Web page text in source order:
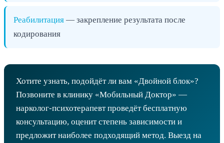
Реабилитация — закрепление результата после
кодирования
Хотите узнать, подойдёт ли вам «Двойной блок»?
Позвоните в клинику «Мобильный Доктор» —
нарколог-психотерапевт проведёт бесплатную
консультацию, оценит степень зависимости и
предложит наиболее подходящий метод. Выезд на